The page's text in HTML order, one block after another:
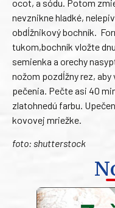
ocot, a sódu. Potom
nevznikne hladké,
obdĺžnikový bochník.
tukom,bochník vložte
semienka a orechy
nožom pozdĺžny rez,
pečenia. Pečte asi 40
zlatohnedú farbu.
kovovej mriežke.
foto: shutterstock